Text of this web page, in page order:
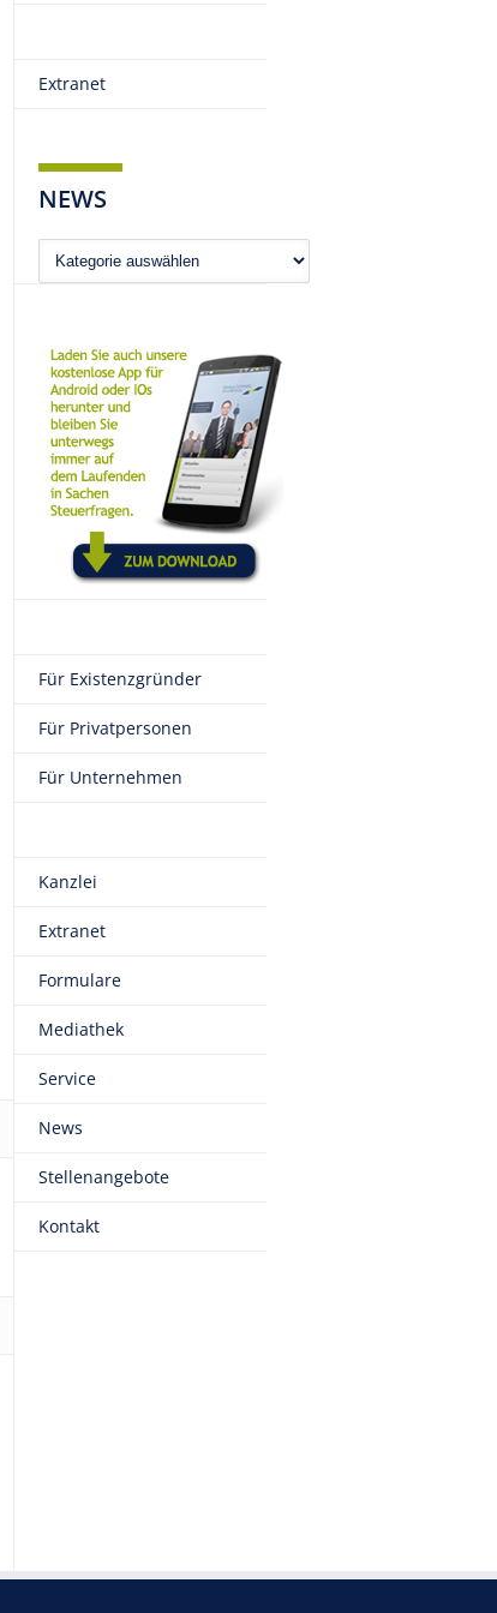
Extranet
NEWS
News
Für Existenzgründer
Für Privatpersonen
Für Unternehmen
Kanzlei
Extranet
Formulare
Mediathek
Service
News
Stellenangebote
Kontakt